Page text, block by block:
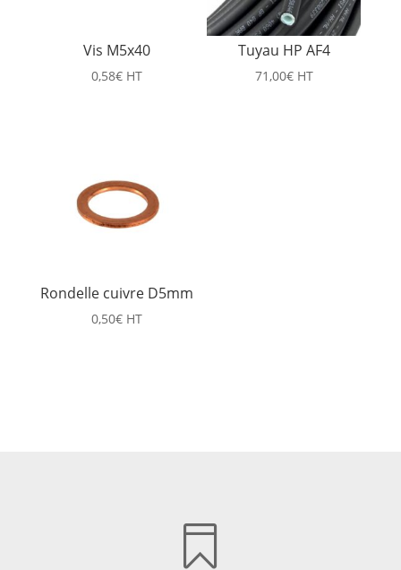
Vis M5x40
0,58€ HT
Tuyau HP AF4
71,00€ HT
Rondelle cuivre D5mm
0,50€ HT
